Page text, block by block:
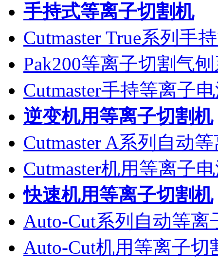
手持式等离子切割机
Cutmaster True系列手
Pak200等离子切割气
Cutmaster手持等离子
逆变机用等离子切割机
Cutmaster A系列自动
Cutmaster机用等离子
快速机用等离子切割机
Auto-Cut系列自动等离
Auto-Cut机用等离子